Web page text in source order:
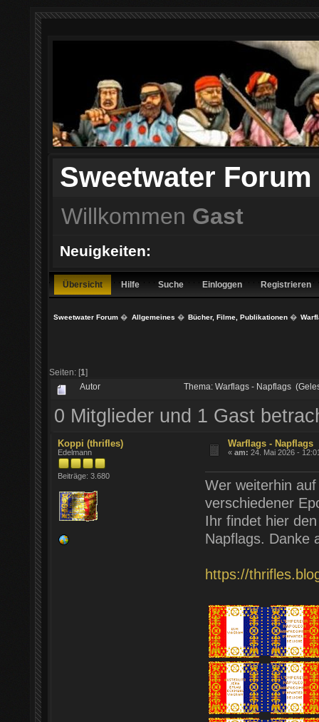
Sweetwater Forum
Willkommen Gast
Neuigkeiten:
Übersicht Hilfe Suche Einloggen Registrieren
Sweetwater Forum � Allgemeines � Bücher, Filme, Publikationen�
Seiten: [1]
Autor Thema: Warflags - Napflags
0 Mitglieder und 1 Gast
Koppi (thrifles)
Edelmann
Beiträge: 3.680
Warflags - Napflags
«am: 24. Mai 2026 -
Wer weiterhin
verschiedener
Ihr findet hier
Napflags. Danke
https://